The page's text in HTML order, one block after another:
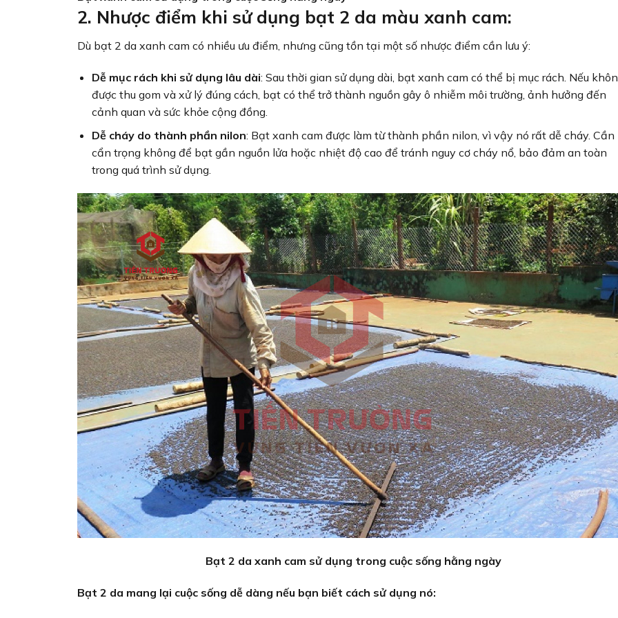
2. Nhược điểm khi sử dụng bạt 2 da màu xanh cam:
Dù bạt 2 da xanh cam có nhiều ưu điểm, nhưng cũng tồn tại một số nhược điểm cần lưu ý:
Dễ mục rách khi sử dụng lâu dài: Sau thời gian sử dụng dài, bạt xanh cam có thể bị mục rách. Nếu
được thu gom và xử lý đúng cách, bạt có thể trở thành nguồn gây ô nhiễm môi trường, ảnh hưởng đến
cảnh quan và sức khỏe cộng đồng.
Dễ cháy do thành phần nilon: Bạt xanh cam được làm từ thành phần nilon, vì vậy nó rất dễ cháy. Cần
cẩn trọng không để bạt gần nguồn lửa hoặc nhiệt độ cao để tránh nguy cơ cháy nổ, bảo đảm an toàn
trong quá trình sử dụng.
Bạt 2 da xanh cam sử dụng trong cuộc sống hằng ngày
Bạt 2 da mang lại cuộc sống dễ dàng nếu bạn biết cách sử dụng nó: